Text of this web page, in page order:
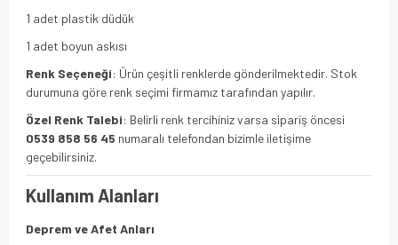
1 adet plastik düdük
1 adet boyun askısı
Renk Seçeneği: Ürün çeşitli renklerde gönderilmektedir. Stok
durumuna göre renk seçimi firmamız tarafından yapılır.
Özel Renk Talebi: Belirli renk tercihiniz varsa sipariş öncesi
0539 858 56 45 numaralı telefondan bizimle iletişime
geçebilirsiniz.
Kullanım Alanları
Deprem ve Afet Anları